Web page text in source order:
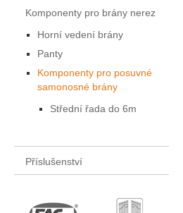
Komponenty pro brány nerez
Horní vedení brány
Panty
Komponenty pro posuvné
samonosné brány
Střední řada do 6m
Příslušenství